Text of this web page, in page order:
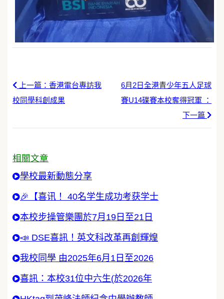
上一篇：香港電台專訪我
校同學科創成果
6月2日全港青少年五人足球
賽U14碟賽本校奪得冠軍 ：
下一篇
相關文章
學校最新動態分享
🎉【喜讯！ 40名学生成功考获学士
本校步操管樂團於7月19日至21日
📣 DSE喜訊！英文科改革再創輝煌
我校同學 由2025年6月1日至2026
喜訊：本校31位中六生(於2026年